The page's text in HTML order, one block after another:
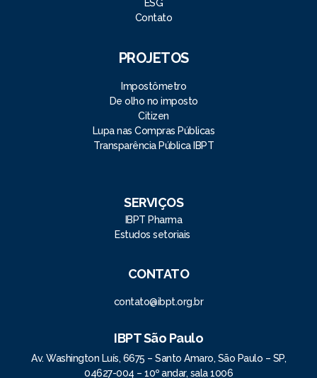
ESG
Contato
PROJETOS
Impostômetro
De olho no imposto
Citizen
Lupa nas Compras Públicas
Transparência Pública IBPT
SERVIÇOS
IBPT Pharma
Estudos setoriais
CONTATO
contato@ibpt.org.br
IBPT São Paulo
Av. Washington Luís, 6675 – Santo Amaro, São Paulo – SP,
04627-004 – 10º andar, sala 1006